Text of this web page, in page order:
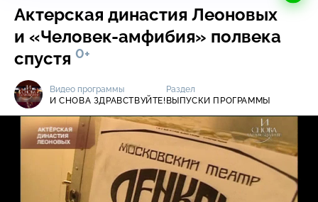
Актерская династия Леоновых
и «Человек-амфибия» полвека
спустя 0+
Видео программы
И СНОВА ЗДРАВСТВУЙТЕ!
Раздел
ВЫПУСКИ ПРОГРАММЫ